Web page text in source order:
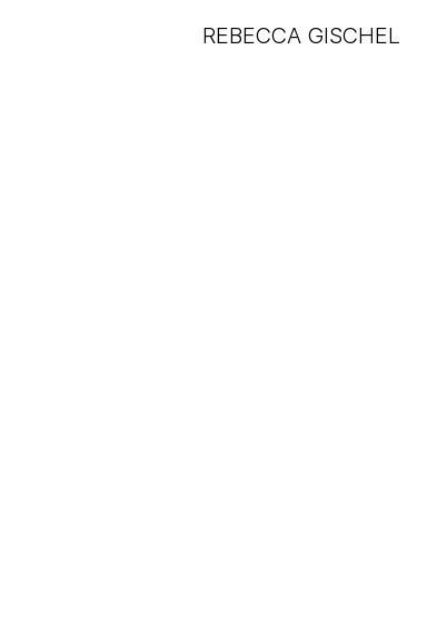
REBECCA GISCHEL